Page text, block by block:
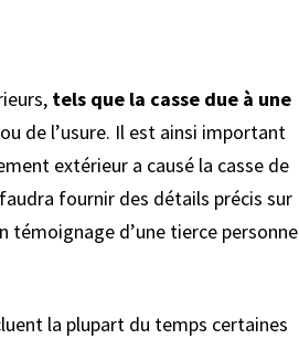
tels que la casse due à une
de l’usure. Il est ainsi important
extérieur a causé la casse de
fournir des détails précis sur
témoignage d’une tierce personne
la plupart du temps certaines